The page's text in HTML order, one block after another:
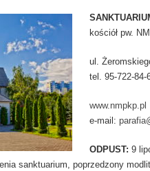
kościół pw.
ul.
tel. 95-722-84-
www.nmpkp.pl
e-mail:
ODPUST: 9
sanktuarium, poprzedzony